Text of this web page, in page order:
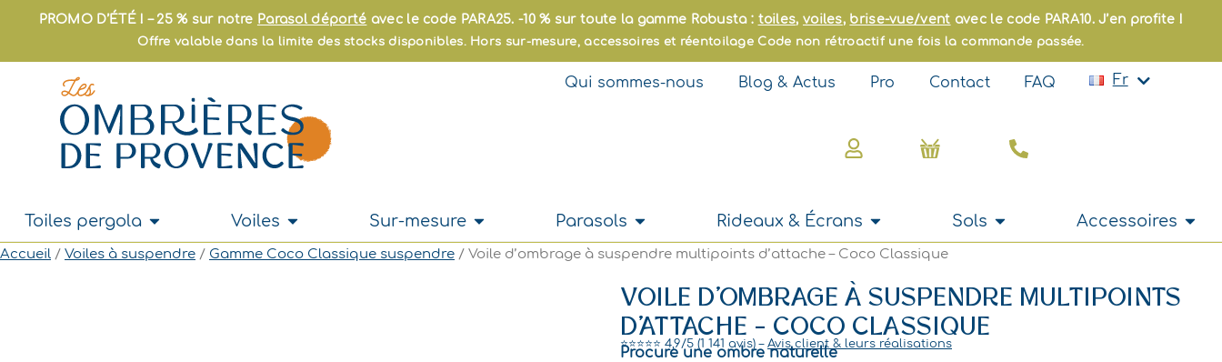
PROMO D’ÉTÉ ! – 25 % sur notre Parasol déporté avec le code PARA25. -10 % sur toute la gamme Robusta : toiles, voiles, brise-vue/vent avec le code PARA10. J’en profite !
Offre valable dans la limite des stocks disponibles. Hors sur-mesure, accessoires et réentoilage Code non rétroactif une fois la commande passée.
Qui sommes-nous Blog & Actus Pro Contact FAQ Fr
En
Pt
Nl
Panier
Toiles pergola Ouvrir Toiles pergola
Voiles Ouvrir VoilesSur-mesure Ouvrir Sur-mesure
Parasols Ouvrir ParasolsRideaux & Écrans Ouvrir Rideaux & Écrans
Sols Ouvrir Sols Accessoires
Accueil / Voiles à suspendre / Gamme Coco Classique suspendre / Voile d’ombrage à suspendre multipoints d’attache – Coco Classique
VOILE D’OMBRAGE À SUSPENDRE MULTIPOINTS
D’ATTACHE – COCO CLASSIQUE
⭐⭐⭐⭐⭐ 4,9/5 (1 141 avis) – Avis client & leurs réalisations
Procure une ombre naturelle